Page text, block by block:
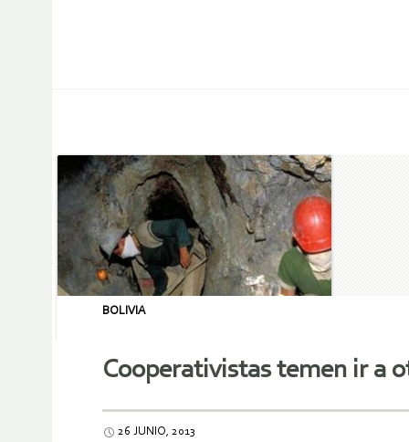
BOLIVIA
Cooperativistas temen ir a
26 JUNIO, 2013